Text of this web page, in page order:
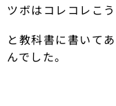
ツボはコレコレこう
と教科書に書いて
んでした。